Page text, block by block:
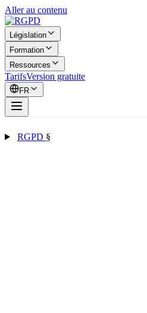
Aller au contenu
Législation
Formation
Ressources
TarifsVersion gratuite
FR
RGPD §